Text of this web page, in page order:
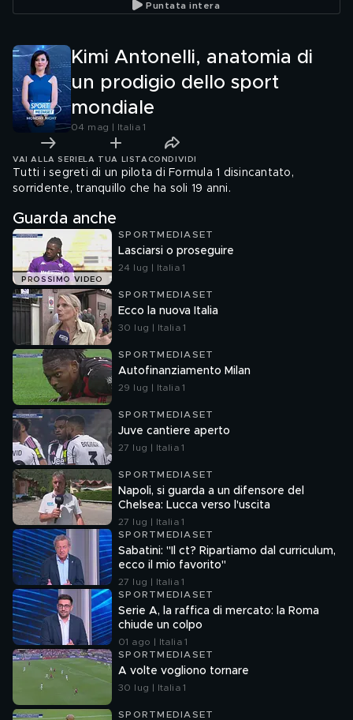
Puntata intera
Kimi Antonelli, anatomia di
un prodigio dello sport
mondiale
04 mag | Italia 1
VAI ALLA SERIE LA TUA LISTA CONDIVIDI
Tutti i segreti di un pilota di Formula 1 disincantato,
sorridente, tranquillo che ha soli 19 anni.
Guarda anche
PROSSIMO VIDEO
SPORTMEDIASET
Lasciarsi o proseguire
24 lug | Italia 1
SPORTMEDIASET
Ecco la nuova Italia
30 lug | Italia 1
SPORTMEDIASET
Autofinanziamento Milan
29 lug | Italia 1
SPORTMEDIASET
Juve cantiere aperto
27 lug | Italia 1
SPORTMEDIASET
Napoli, si guarda a un difensore del
Chelsea: Lucca verso l'uscita
27 lug | Italia 1
SPORTMEDIASET
Sabatini: "Il ct? Ripartiamo dal curriculum,
ecco il mio favorito"
27 lug | Italia 1
SPORTMEDIASET
Serie A, la raffica di mercato: la Roma
chiude un colpo
01 ago | Italia 1
SPORTMEDIASET
A volte vogliono tornare
30 lug | Italia 1
SPORTMEDIASET